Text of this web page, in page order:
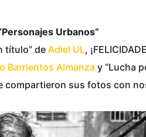
Urbanos”
título” de Adiel UL,
Barrientos Almanza y “Lucha
sus fotos con